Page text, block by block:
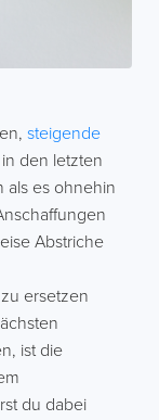
steigende
den letzten
es ohnehin
Abstriche
ersetzen
ist die
du dabei